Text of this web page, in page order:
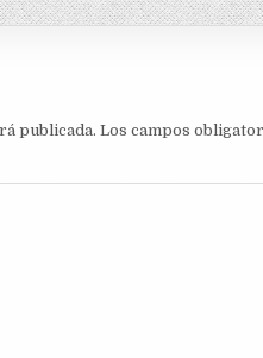
publicada. Los campos